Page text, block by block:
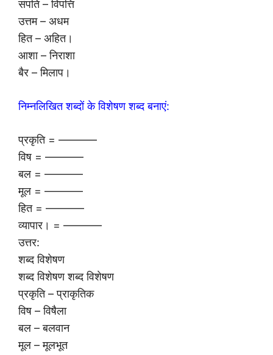
संपति – विपत्ति
उत्तम – अधम
हित – अहित।
आशा – निराशा
बैर – मिलाप।
निम्नलिखित शब्दों के विशेषण शब्द बनाएं:
प्रकृति = ———–
विष = ———–
बल = ———–
मूल = ———–
हित = ———–
व्यापार। = ———–
उत्तर:
शब्द विशेषण
शब्द विशेषण शब्द विशेषण
प्रकृति – प्राकृतिक
विष – विषैला
बल – बलवान
मूल – मूलभूत